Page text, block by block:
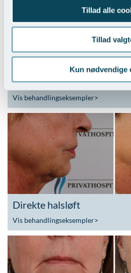
Tillad alle
Tillad
Kun nødvendige
Indirekte halsløft
Vis behandlingseksempler>
Direkte halsløft
Vis behandlingseksempler>